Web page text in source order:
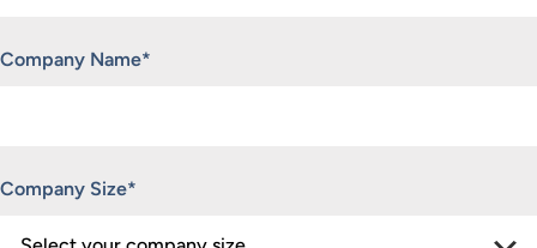
Company Name*
Company Size*